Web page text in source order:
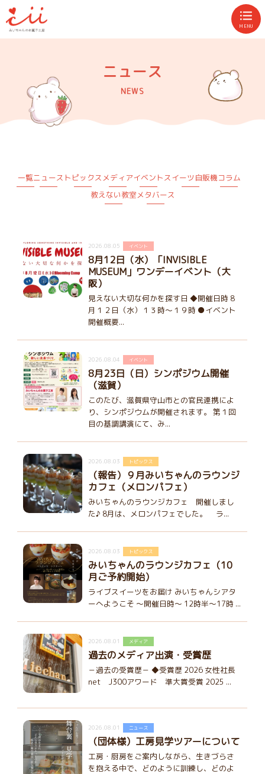
MENU
ニュース
NEWS
一覧ニュース トピックスメディアイベントスイーツ自販機コラム
教えない教室メタバース
2026.08.05 イベント
8月12日（水）「INVISIBLE
MUSEUM」ワンデーイベント（大
阪）
見えない大切な何かを探す日 ◆開催日時 8
月１２日（水）１３時～１９時 ●イベント
開催概要...
2026.08.04 イベント
8月23日（日）シンポジウム開催
（滋賀）
このたび、滋賀県守山市との官民連携によ
り、シンポジウムが開催されます。 第１回
目の基調講演にて、み...
2026.08.03 トピックス
（報告）９月みいちゃんのラウンジ
カフェ（メロンパフェ）
みいちゃんのラウンジカフェ 開催しまし
た♪ 8月は、メロンパフェでした。 ラ...
2026.08.03 トピックス
みいちゃんのラウンジカフェ（10
月ご予約開始）
ライブスイーツをお届け みいちゃんシアタ
ーへようこそ ～開催日時～ 12時半～17時 ...
2026.08.01 メディア
過去のメディア出演・受賞歴
－過去の受賞歴－ ◆受賞歴 2026 女性社長
net J300アワード 準大賞受賞 2025 ...
2026.08.01 ニュース
（団体様）工房見学ツアーについて
工房・厨房をご案内しながら、生きづらさ
を抱える中で、どのように訓練し、どのよ